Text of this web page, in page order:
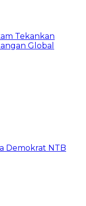
Tekankan
Global
Demokrat NTB